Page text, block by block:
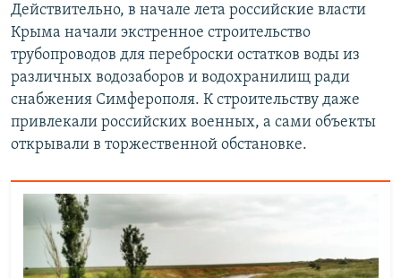
Действительно, в начале лета российские власти
Крыма начали экстренное строительство
трубопроводов для переброски остатков воды из
различных водозаборов и водохранилищ ради
снабжения Симферополя. К строительству даже
привлекали российских военных, а сами объекты
открывали в торжественной обстановке.